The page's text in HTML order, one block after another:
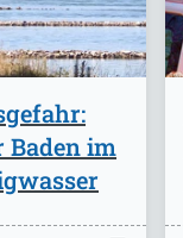
Baden im